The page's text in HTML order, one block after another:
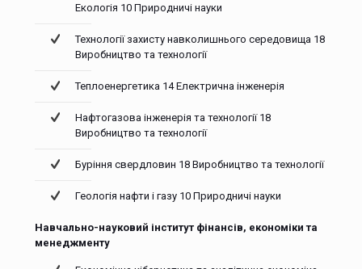
Екологія 10 Природничі науки
Технології захисту навколишнього середовища 18
Виробництво та технології
Теплоенергетика 14 Електрична інженерія
Нафтогазова інженерія та технології 18
Виробництво та технології
Буріння свердловин 18 Виробництво та технології
Геологія нафти і газу 10 Природничі науки
Навчально-науковий інститут фінансів, економіки та
менеджменту